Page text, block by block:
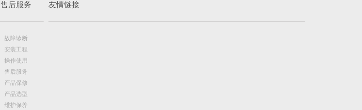
售后服务
故障诊断
安装工程
操作使用
售后服务
产品保修
产品选型
维护保养
友情链接